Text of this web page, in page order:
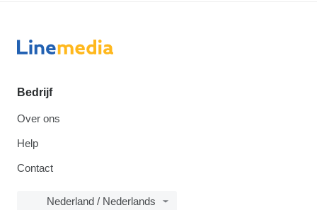
Bedrijf
Over ons
Help
Contact
Nederland / Nederlands